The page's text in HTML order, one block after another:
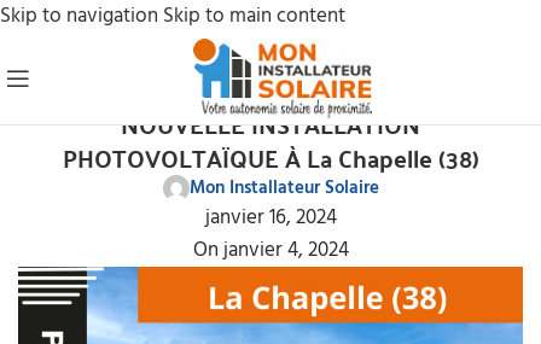
Skip to navigation Skip to main content
NOS INSTALLATIONS PHOTOVOLTAÏQUES
NOUVELLE INSTALLATION
PHOTOVOLTAÏQUE À La Chapelle (38)
Mon Installateur Solaire
janvier 16, 2024
On janvier 4, 2024